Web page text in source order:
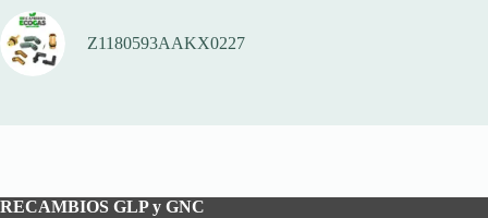
Z1180593AAKX0227
RECAMBIOS GLP y GNC